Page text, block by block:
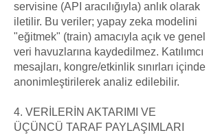
servisine (API aracılığıyla) anlık olarak
iletilir. Bu veriler; yapay zeka modelini
"eğitmek" (train) amacıyla açık ve genel
veri havuzlarına kaydedilmez. Katılımcı
mesajları, kongre/etkinlik sınırları içinde
anonimleştirilerek analiz edilebilir.
4. VERİLERİN AKTARIMI VE
ÜÇÜNCÜ TARAF PAYLAŞIMLARI